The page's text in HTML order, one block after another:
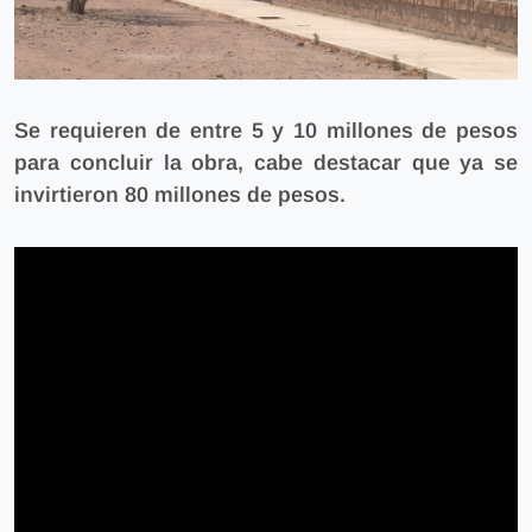
Se requieren de entre 5 y 10 millones de pesos
para concluir la obra, cabe destacar que ya se
invirtieron 80 millones de pesos.